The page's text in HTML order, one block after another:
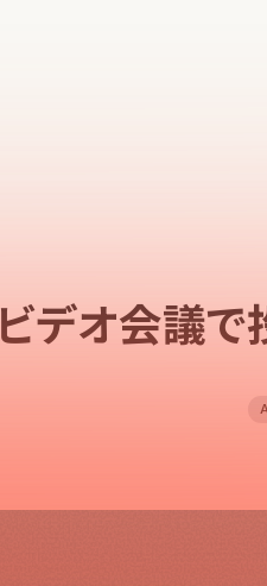
ビデオ会議で